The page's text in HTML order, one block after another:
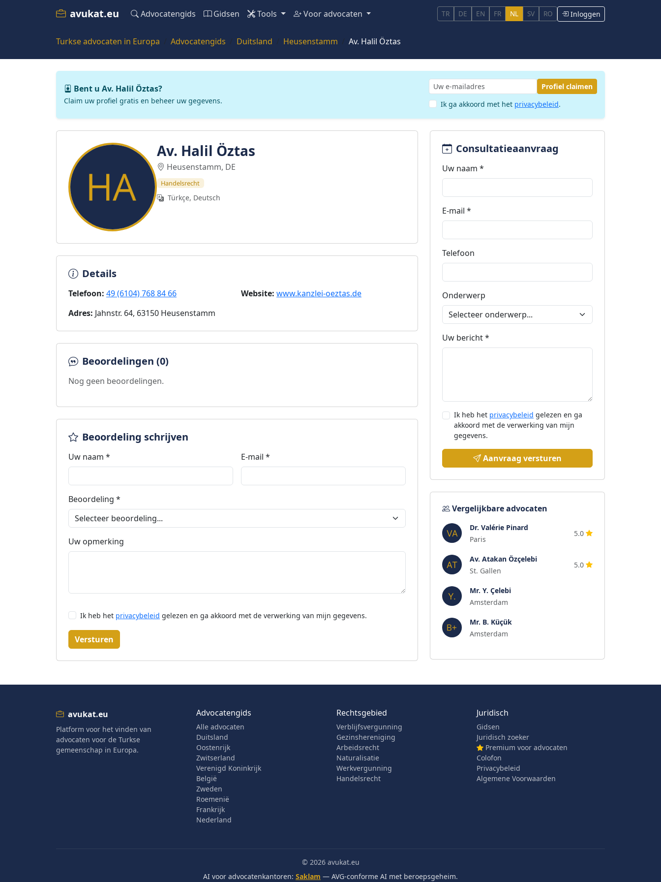
avukat.eu Advocatengids Gidsen Tools Voor advocaten TR DE EN FR NL SV RO Inloggen
Turkse advocaten in Europa Advocatengids Duitsland Heusenstamm Av. Halil Öztas
Bent u Av. Halil Öztas?
Claim uw profiel gratis en beheer uw gegevens.
Profiel claimen
Ik ga akkoord met het privacybeleid.
Av. Halil Öztas
Heusenstamm, DE
Handelsrecht
Türkçe, Deutsch
Details
Telefoon: 49 (6104) 768 84 66 Website: www.kanzlei-oeztas.de
Adres: Jahnstr. 64, 63150 Heusenstamm
Beoordelingen (0)
Nog geen beoordelingen.
Beoordeling schrijven
Uw naam * E-mail *
Beoordeling *
Uw opmerking
Ik heb het privacybeleid gelezen en ga akkoord met de verwerking van mijn gegevens.
Versturen
Consultatieaanvraag
Uw naam *
E-mail *
Telefoon
Onderwerp
Uw bericht *
Ik heb het privacybeleid gelezen en ga
akkoord met de verwerking van mijn
gegevens.
Aanvraag versturen
Vergelijkbare advocaten
Dr. Valérie Pinard
Paris
5.0
Av. Atakan Özçelebi
St. Gallen
5.0
Mr. Y. Çelebi
Amsterdam
Mr. B. Küçük
Amsterdam
avukat.eu
Platform voor het vinden van
advocaten voor de Turkse
gemeenschap in Europa.
Advocatengids
Alle advocaten
Duitsland
Oostenrijk
Zwitserland
Verenigd Koninkrijk
België
Zweden
Roemenië
Frankrijk
Nederland
Rechtsgebied
Verblijfsvergunning
Gezinshereniging
Arbeidsrecht
Naturalisatie
Werkvergunning
Handelsrecht
Juridisch
Gidsen
Juridisch zoeker
Premium voor advocaten
Colofon
Privacybeleid
Algemene Voorwaarden
© 2026 avukat.eu
AI voor advocatenkantoren: Saklam — AVG-conforme AI met beroepsgeheim.